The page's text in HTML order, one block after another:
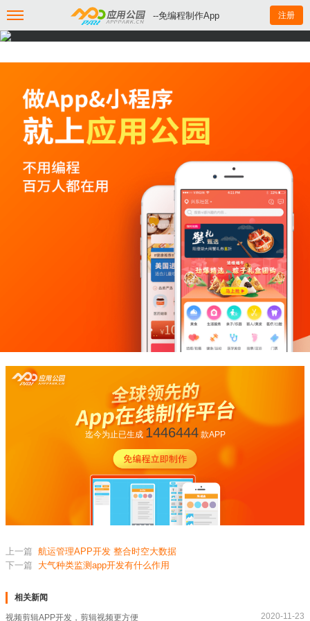
--免编程制作App 注册
迄今为止已生成 1446444款APP
上一篇 航运管理APP开发 整合时空大数据
下一篇
大气种类监测app开发有什么作用
相关新闻
视频剪辑APP开发，剪辑视频更方便 2020-11-23